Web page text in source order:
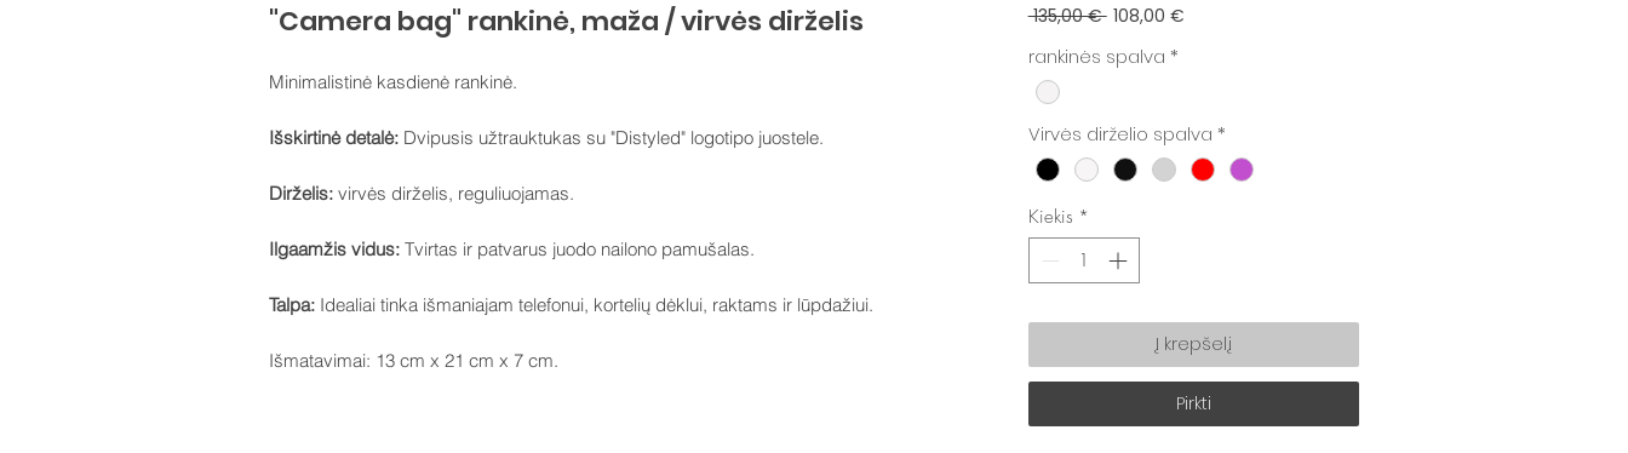
"Camera bag" rankinė, maža / virvės dirželis
Minimalistinė kasdienė rankinė.
Išskirtinė detalė: Dvipusis užtrauktukas su "Distyled" logotipo juostele.
Dirželis: virvės dirželis, reguliuojamas.
Ilgaamžis vidus: Tvirtas ir patvarus juodo nailono pamušalas.
Talpa: Idealiai tinka išmaniajam telefonui, kortelių dėklui, raktams ir lūpdažiui.
Išmatavimai: 13 cm x 21 cm x 7 cm.
135,00 € Įprastinė
108,00 €Pardavimo
rankinės spalva *
Virvės dirželio spalva *
Kiekis *
Į krepšelį
Pirkti